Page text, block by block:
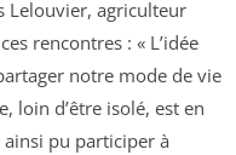
Lelouvier, agriculteur
rencontres : « L’idée
notre mode de vie
loin d’être isolé, est en
pu participer à